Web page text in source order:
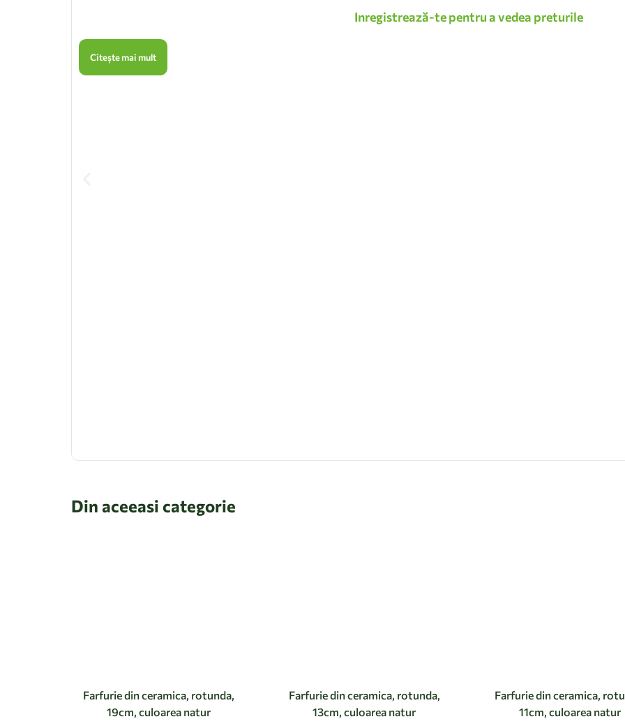
Inregistrează-te pentru a vedea preturile
Citește mai mult
Din aceeasi categorie
Farfurie din ceramica, rotunda,
19cm, culoarea natur
Farfurie din ceramica, rotunda,
13cm, culoarea natur
Farfurie din ceramica,
11cm, culoarea natur